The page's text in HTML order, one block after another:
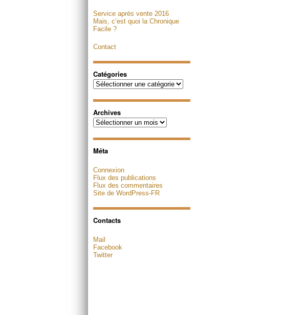
Service après vente 2016
Mais, c’est quoi la Chronique
Facile ?
Contact
Catégories
Catégories
Archives
Archives
Méta
Connexion
Flux des publications
Flux des commentaires
Site de WordPress-FR
Contacts
Mail
Facebook
Twitter